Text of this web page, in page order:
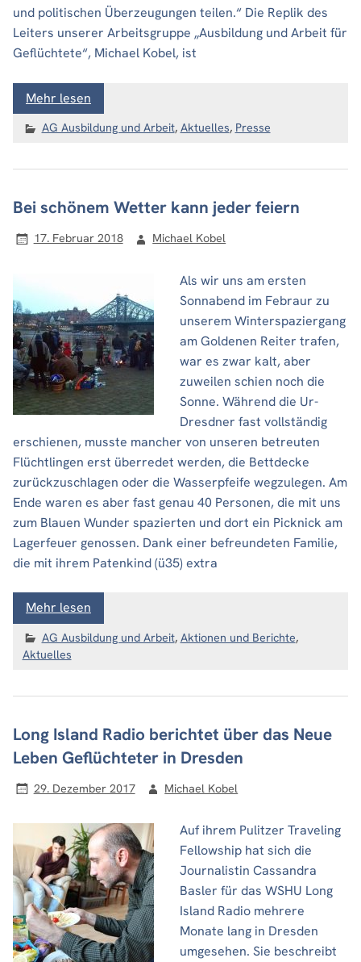
und politischen Überzeugungen teilen.“ Die Replik des
Leiters unserer Arbeitsgruppe „Ausbildung und Arbeit für
Geflüchtete“, Michael Kobel, ist
Mehr lesen
AG Ausbildung und Arbeit, Aktuelles, Presse
Bei schönem Wetter kann jeder feiern
17. Februar 2018 Michael Kobel
Als wir uns am ersten
Sonnabend im Febraur zu
unserem Winterspaziergang
am Goldenen Reiter trafen,
war es zwar kalt, aber
zuweilen schien noch die
Sonne. Während die Ur-
Dresdner fast vollständig
erschienen, musste mancher von unseren betreuten
Flüchtlingen erst überredet werden, die Bettdecke
zurückzuschlagen oder die Wasserpfeife wegzulegen. Am
Ende waren es aber fast genau 40 Personen, die mit uns
zum Blauen Wunder spazierten und dort ein Picknick am
Lagerfeuer genossen. Dank einer befreundeten Familie,
die mit ihrem Patenkind (ü35) extra
Mehr lesen
AG Ausbildung und Arbeit, Aktionen und Berichte,
Aktuelles
Long Island Radio berichtet über das Neue
Leben Geflüchteter in Dresden
29. Dezember 2017 Michael Kobel
Auf ihrem Pulitzer Traveling
Fellowship hat sich die
Journalistin Cassandra
Basler für das WSHU Long
Island Radio mehrere
Monate lang in Dresden
umgesehen. Sie beschreibt